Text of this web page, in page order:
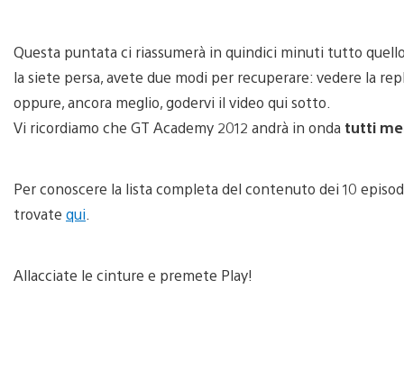
Questa puntata ci riassumerà in quindici minuti tutto quello
la siete persa, avete due modi per recuperare: vedere la
oppure, ancora meglio, godervi il video qui sotto.
Vi ricordiamo che GT Academy 2012 andrà in onda tutti
Per conoscere la lista completa del contenuto dei 10
trovate qui
Allacciate le cinture e premete Play!